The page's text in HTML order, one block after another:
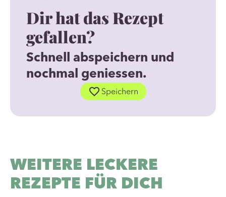
Dir hat das Rezept
gefallen?
Schnell abspeichern und
nochmal geniessen.
Speichern
WEITERE LECKERE
REZEPTE FÜR DICH
15 min vegan glutenfrei laktosefrei